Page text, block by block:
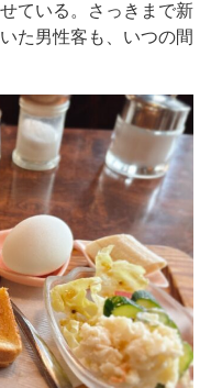
ている。さっきまで新
た男性客も、いつの間